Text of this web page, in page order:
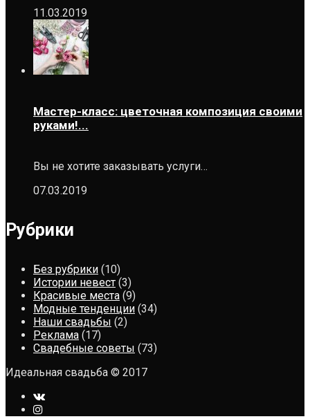
11.03.2019
Мастер-класс: цветочная композиция своими
руками!...
Вы не хотите заказывать услуги…
07.03.2019
Рубрики
Без рубрики (10)
Истории невест (3)
Красивые места (9)
Модные тенденции (34)
Наши свадьбы (2)
Реклама (17)
Свадебные советы (73)
Идеальная свадьба © 2017